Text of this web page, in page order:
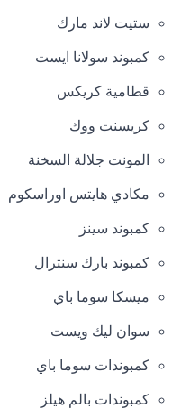
ستيت لاند مارك
كمبوند سولانا ايست
قطامية كريكس
كريسنت ووك
المونت جلالة السخنة
مكادي هايتس اوراسكوم
كمبوند سينز
كمبوند بارك سنترال
ميسكا سوما باي
سوان ليك ويست
كمبوندات سوما باي
كمبوندات بالم هيلز